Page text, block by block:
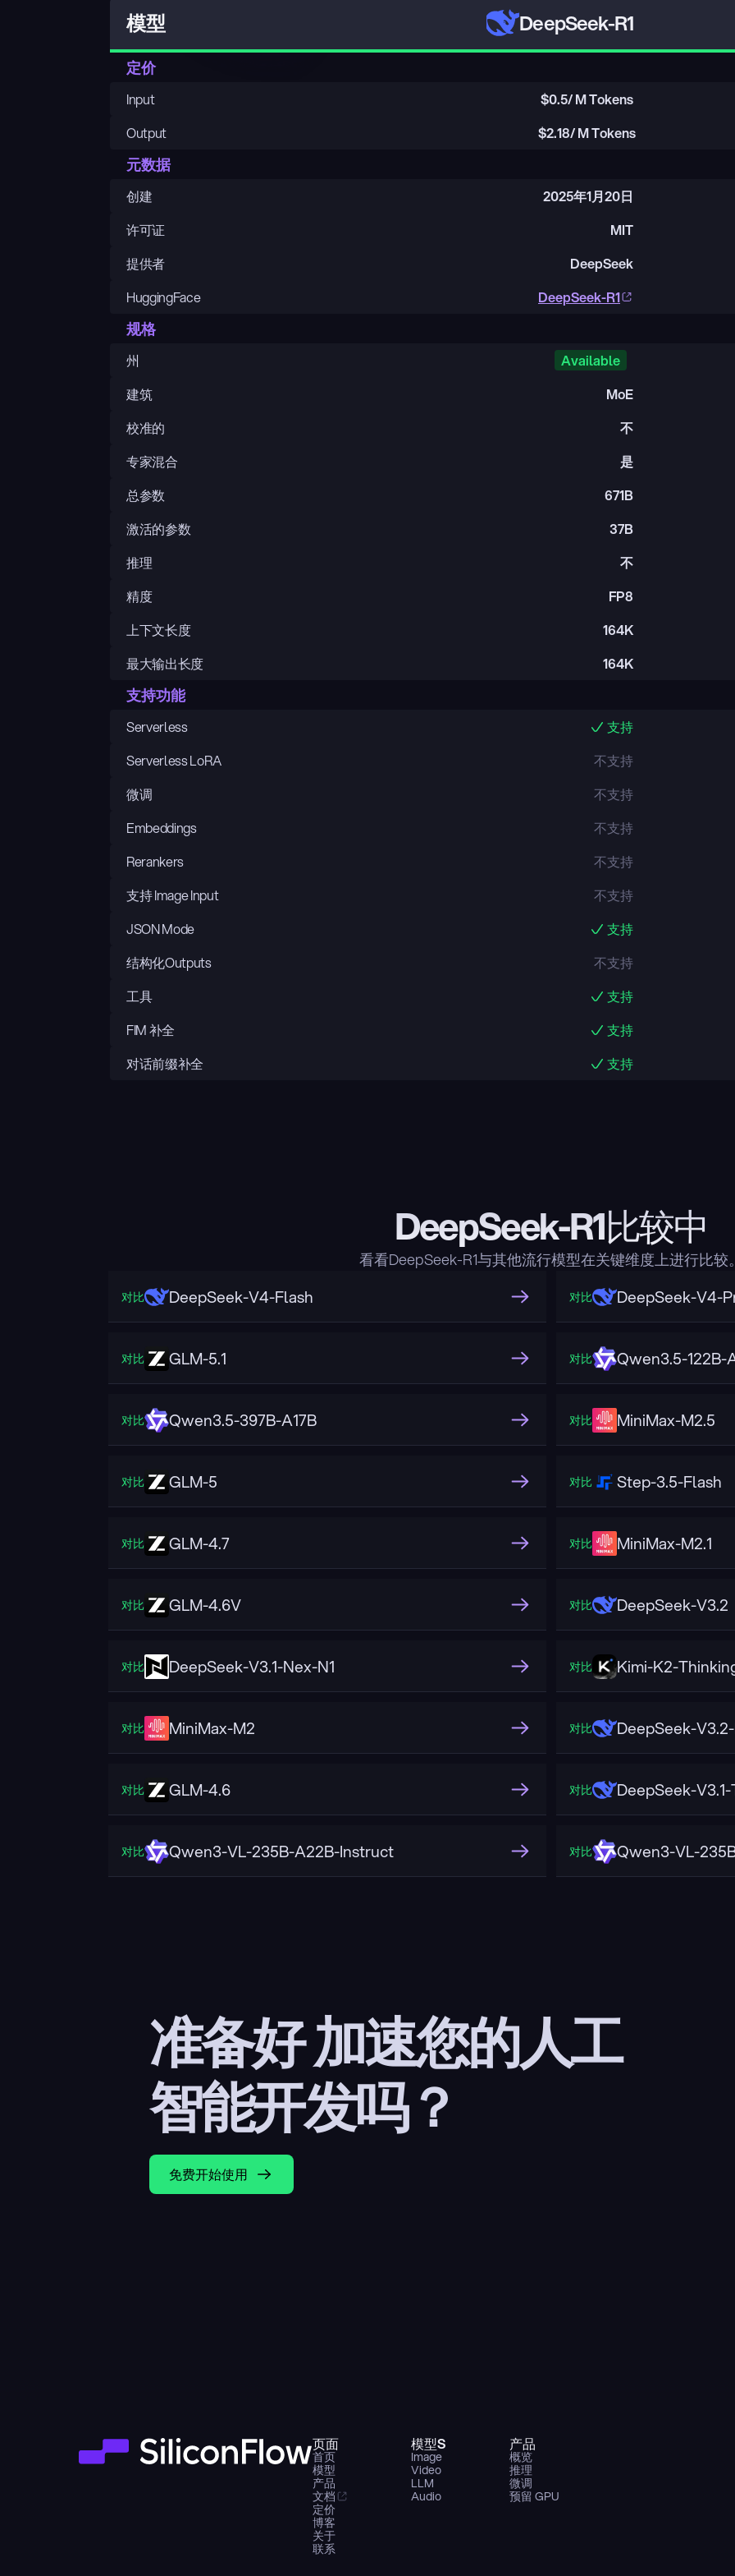
模型 DeepSeek-R1
定价
Input $0.5/ M Tokens
Output
$2.18/ M Tokens
元数据
创建 2025年1月20日
许可证
MIT
提供者
DeepSeek
HuggingFace
DeepSeek-R1
规格
州 Available
建筑
MoE
校准的
不
专家混合
是
总参数
671B
激活的参数
37B
推理
不
精度
FP8
上下文长度
164K
最大输出长度
164K
支持功能
Serverless 支持
Serverless LoRA
不支持
微调
不支持
Embeddings
不支持
Rerankers
不支持
支持 Image Input
不支持
JSON Mode
支持
结构化Outputs
不支持
工具
支持
FIM 补全
支持
对话前缀补全
支持
DeepSeek-R1比较中
看看DeepSeek-R1与其他流行模型在关键维度上进行比较。
对比 DeepSeek-V4-Flash 对比 DeepSeek-V4-
对比 GLM-5.1 对比 Qwen3.5-122B-
对比 Qwen3.5-397B-A17B 对比 MiniMax-M2.5
对比 GLM-5 对比 Step-3.5-Flash
对比 GLM-4.7 对比 MiniMax-M2.1
对比 GLM-4.6V 对比 DeepSeek-V3.2
对比 DeepSeek-V3.1-Nex-N1 对比 Kimi-K2-
对比 MiniMax-M2 对比 DeepSeek-
对比 GLM-4.6 对比 DeepSeek-
对比 Qwen3-VL-235B-A22B-Instruct 对比 Qwen3-VL-
准备好 加速您的人工
智能开发吗？
免费开始使用
页面
首页
模型
产品
文档
定价
博客
关于
联系
模型S
Image
Video
LLM
Audio
产品
概览
推理
微调
预留 GPU